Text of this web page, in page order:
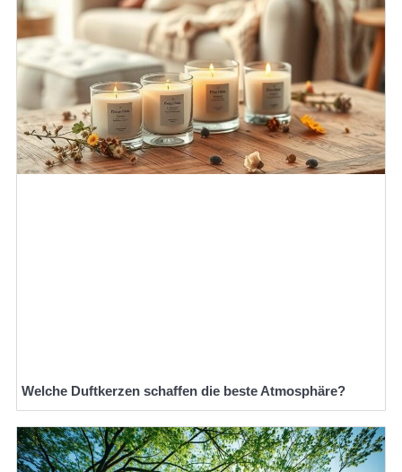
Welche Duftkerzen schaffen die beste Atmosphäre?